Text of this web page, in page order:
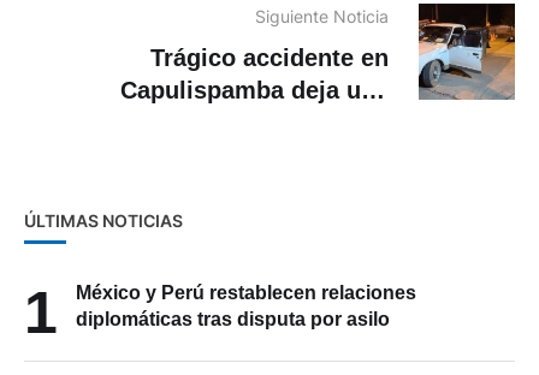
Siguiente Noticia
Trágico accidente en
Capulispamba deja una
ÚLTIMAS NOTICIAS
1
México y Perú restablecen relaciones
diplomáticas tras disputa por asilo